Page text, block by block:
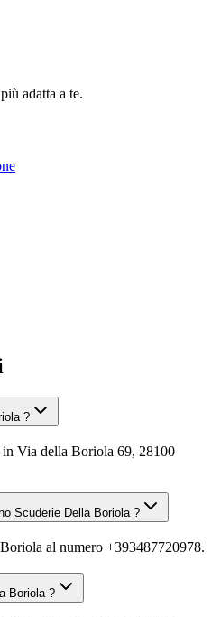
adatta a te.
?
Via della Boriola 69, 28100
Scuderie Della Boriola ?
al numero +393487720978.
Boriola ?